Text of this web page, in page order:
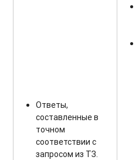
Ответы,
составленные в
точном
соответствии с
запросом из ТЗ.